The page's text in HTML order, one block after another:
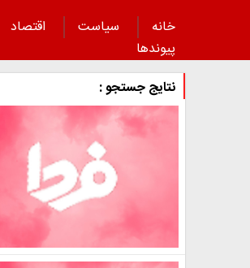
خانه سیاست اقتصاد
پیوند‌ها
نتایج جستجو :